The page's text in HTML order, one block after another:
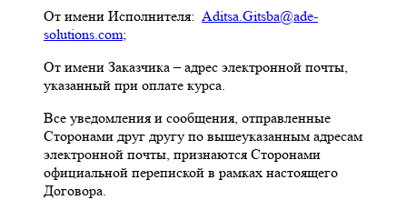
От имени Исполнителя: Aditsa.Gitsba@ade-
solutions.com;
От имени Заказчика – адрес электронной почты,
указанный при оплате курса.
Все уведомления и сообщения, отправленные
Сторонами друг другу по вышеуказанным адресам
электронной почты, признаются Сторонами
официальной перепиской в рамках настоящего
Договора.